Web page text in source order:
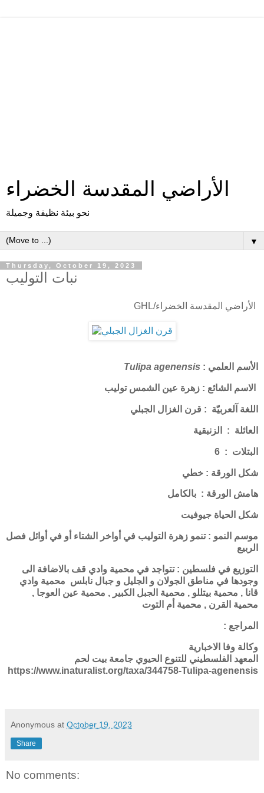
الأراضي المقدسة الخضراء
نحو بيئة نظيفة وجميلة
▼
Thursday, October 19, 2023
نبات التوليب
الأراضي المقدسة الخضراء/GHL
الأسم العلمي : Tulipa agenensis
الاسم الشائع : زهرة عين الشمس توليب
اللغة آلعربيّة : قرن الغزال الجبلي
العائلة : الزنبقية
البتلات : 6
شكل الورقة : خطي
هامش الورقة : بالكامل
شكل الحياة جيوفيت
موسم النمو : تنمو زهرة التوليب في أواخر الشتاء أو في أوائل فصل
الربيع
التوزيع في فلسطين : تتواجد في محمية وادي قف بالاضافة الى
وجودها في مناطق الجولان و الجليل و جبال نابلس محمية وادي
قانا , محمية بيتللو , محمية الجبل الكبير , محمية عين العوجا ,
محمية القرن , محمية أم التوت
المراجع :
وكالة وفا الاخبارية
المعهد الفلسطيني للتنوع الحيوي جامعة بيت لحم
https://www.inaturalist.org/taxa/344758-Tulipa-agenensis
Anonymous at October 19, 2023
Share
No comments: